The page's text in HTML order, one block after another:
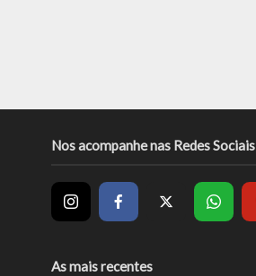
Nos acompanhe nas Redes Sociais
As mais recentes